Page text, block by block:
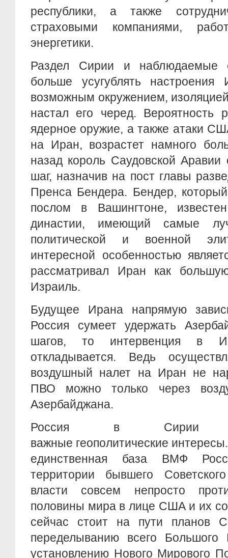
республики, а также
страховыми компаниями,
энергетики.
Раздел Сирии и наблюдаемые
больше усугублять
возможным окружением,
настал его черед. Вероятность
ядерное оружие, а также атаки
на Иран, возрастет намного
назад король Саудовской
шаг, назначив на пост главы
Пренса Бендера. Бендер,
послом в Вашингтоне,
династии, имеющий самые
политической и военной
интересной особенностью
рассматривал Иран как
Израиль.
Будущее Ирана напрямую
Россия сумеет удержать
шагов, то интервенция в
откладывается. Ведь
воздушный налет на Иран не
ПВО можно только через
Азербайджана.
Россия в Сирии
важные геополитические
единственная база ВМФ
территории бывшего
власти совсем непросто
половины мира в лице США и их
сейчас стоит на пути планов
переделыванию всего Большого
установлению Нового Мирового